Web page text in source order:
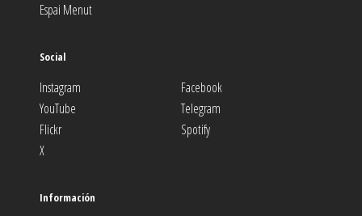
Espai Menut
Social
Instagram
Facebook
YouTube
Telegram
Flickr
Spotify
X
Información